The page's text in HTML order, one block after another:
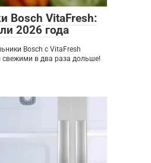
Bosch VitaFresh:
2026 года
Bosch с VitaFresh
в два раза дольше!